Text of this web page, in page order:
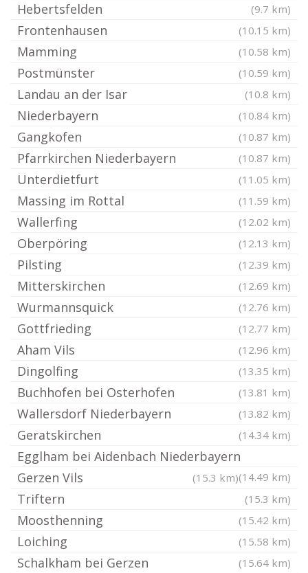
Hebertsfelden (9.7 km)
Frontenhausen (10.15 km)
Mamming (10.58 km)
Postmünster (10.59 km)
Landau an der Isar (10.8 km)
Niederbayern (10.84 km)
Gangkofen (10.87 km)
Pfarrkirchen Niederbayern (10.87 km)
Unterdietfurt (11.05 km)
Massing im Rottal (11.59 km)
Wallerfing (12.02 km)
Oberpöring (12.13 km)
Pilsting (12.39 km)
Mitterskirchen (12.69 km)
Wurmannsquick (12.76 km)
Gottfrieding (12.77 km)
Aham Vils (12.96 km)
Dingolfing (13.35 km)
Buchhofen bei Osterhofen (13.81 km)
Wallersdorf Niederbayern (13.82 km)
Geratskirchen (14.34 km)
Egglham bei Aidenbach Niederbayern
(14.49 km)
Gerzen Vils (15.3 km)
Triftern (15.3 km)
Moosthenning (15.42 km)
Loiching (15.58 km)
Schalkham bei Gerzen (15.64 km)